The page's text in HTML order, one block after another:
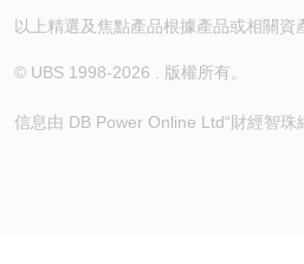
以上精選及焦點產品根據產品或相關資
© UBS 1998-2026 . 版權所有。
信息由 DB Power Online Ltd“財經智珠